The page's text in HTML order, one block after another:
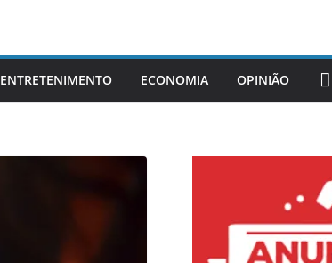
ENTRETENIMENTO ECONOMIA OPINIÃO